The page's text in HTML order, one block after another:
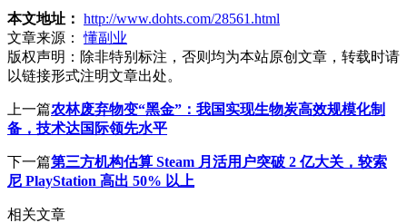
本文地址： http://www.dohts.com/28561.html
文章来源：
懂副业
版权声明： 除非特别标注，否则均为本站原创文章，转载时请
以链接形式注明文章出处。
上一篇农林废弃物变“黑金”：我国实现生物炭高效规模化制
备，技术达国际领先水平
下一篇第三方机构估算 Steam 月活用户突破 2 亿大关，较索
尼 PlayStation 高出 50% 以上
相关文章